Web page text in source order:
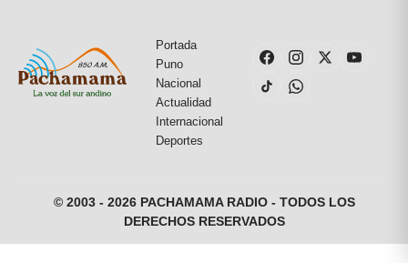
Portada
Puno
Nacional
Actualidad
Internacional
Deportes
© 2003 - 2026 PACHAMAMA RADIO - TODOS LOS
DERECHOS RESERVADOS